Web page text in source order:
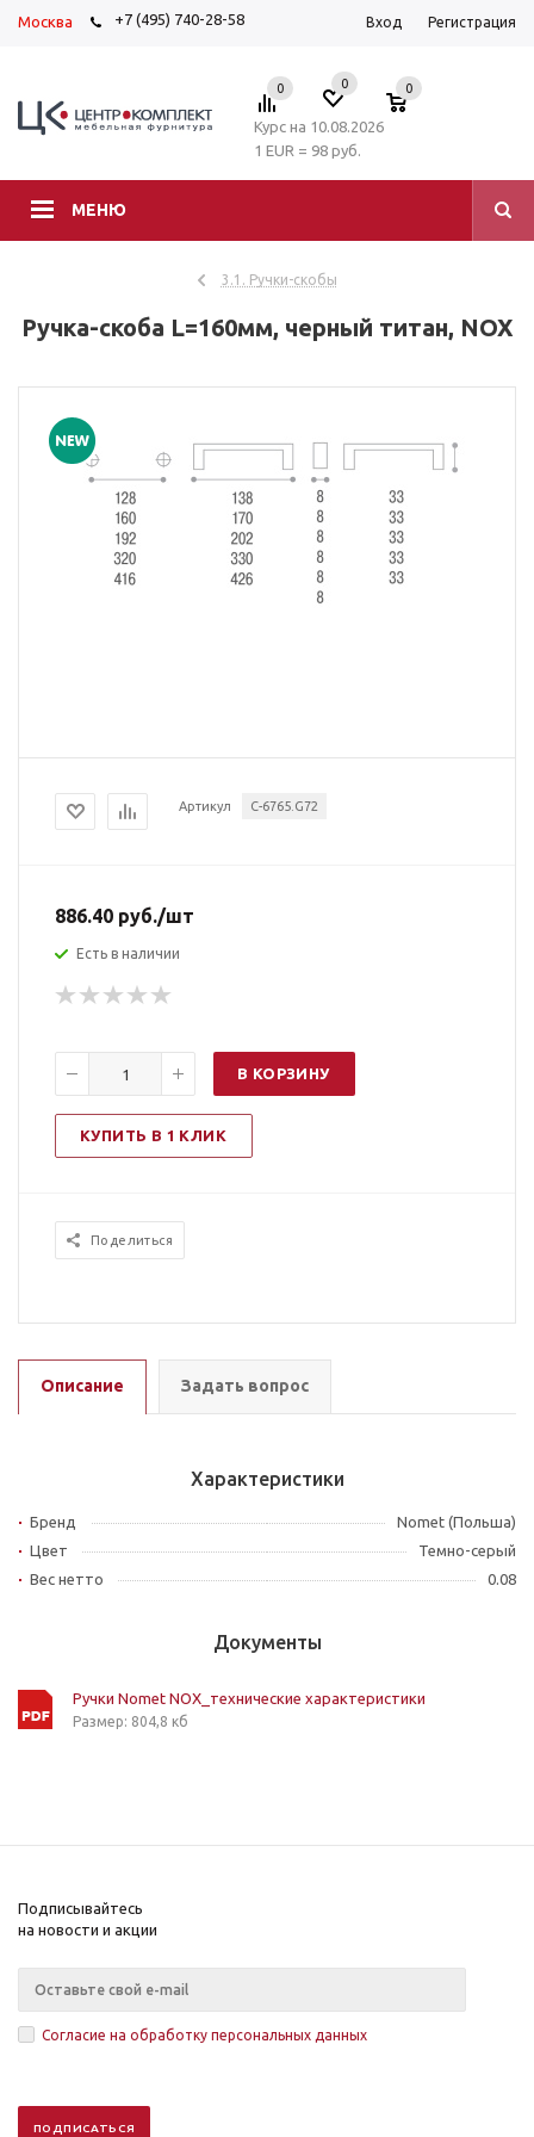
Москва +7 (495) 740-28-58 Вход Регистрация
МЕНЮ
0 0 0
Курс на 10.08.2026
1 EUR = 98 руб.
3.1. Ручки-скобы
Ручка-скоба L=160мм, черный титан, NOX
Артикул C-6765.G72
886.40 руб./шт
Есть в наличии
В КОРЗИНУ
КУПИТЬ В 1 КЛИК
Поделиться
Описание Задать вопрос
Характеристики
Бренд
Nomet (Польша)
Цвет
Темно-серый
Вес нетто
0.08
Документы
Ручки Nomet NOX_технические характеристики
Размер: 804,8 кб
Подписывайтесь
на новости и акции
Согласие на обработку персональных данных